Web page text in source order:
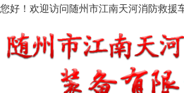
您好！欢迎访问随州市江南天河消防救援